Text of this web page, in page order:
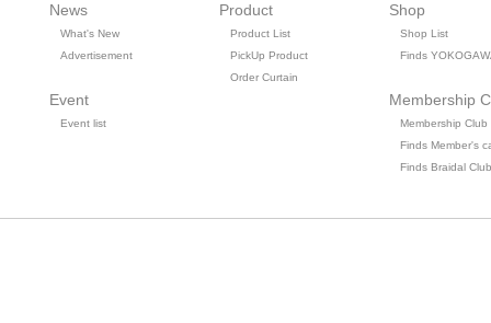
News
What's New
Advertisement
Event
Event list
Product
Product List
PickUp Product
Order Curtain
Shop
Shop List
Finds
Membership
Membership Club
Finds Member's
Finds Braidal Club